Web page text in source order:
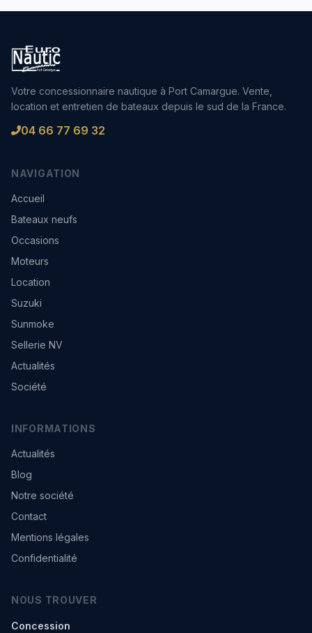
Votre concessionnaire nautique à Port Camargue. Vente,
location et entretien de bateaux depuis le sud de la France.
04 66 77 69 32
NAVIGATION
Accueil
Bateaux neufs
Occasions
Moteurs
Location
Suzuki
Sunmoke
Sellerie NV
Actualités
Société
INFORMATIONS
Actualités
Blog
Notre société
Contact
Mentions légales
Confidentialité
NOUS TROUVER
Concession